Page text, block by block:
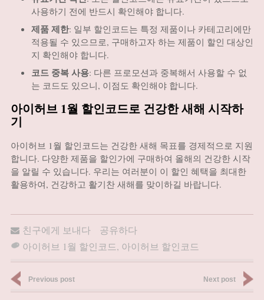
사용하기 전에 반드시 확인해야 합니다.
제품 제한: 일부 할인코드는 특정 제품이나 카테고리에만
적용될 수 있으므로, 구매하고자 하는 제품이 할인 대상인
지 확인해야 합니다.
코드 중복 사용: 다른 프로모션과 중복해서 사용할 수 없
는 코드도 있으니, 이점도 확인해야 합니다.
아이허브 1월 할인코드로 건강한 새해 시작하
기
아이허브 1월 할인코드는 건강한 새해 목표를 경제적으로 지원
합니다. 다양한 제품을 할인가에 구매하여 올해의 건강한 시작
을 알릴 수 있습니다. 우리는 여러분이 이 할인 혜택을 최대한
활용하여, 건강하고 활기찬 새해를 맞이하길 바랍니다.
친구에게 보내다
공유하다
아이허브 1월 할인코드, 아이허브 할인코드
Previous post Next post